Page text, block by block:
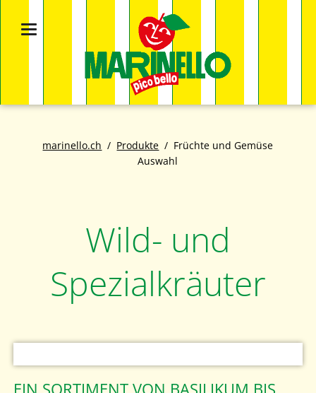
marinello.ch Produkte
Früchte und Gemüse
Auswahl
Wild- und
Spezialkräuter